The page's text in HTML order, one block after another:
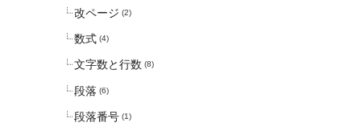
改ページ (2)
数式 (4)
文字数と行数 (8)
段落 (6)
段落番号 (1)